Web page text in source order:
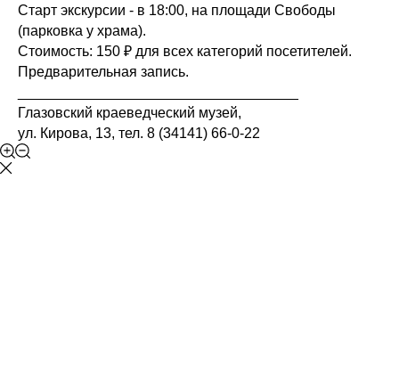
Старт экскурсии - в 18:00, на площади Свободы
(парковка у храма).
Стоимость: 150 ₽ для всех категорий посетителей.
Предварительная запись.
Глазовский краеведческий музей,
ул. Кирова, 13, тел. 8 (34141) 66-0-22